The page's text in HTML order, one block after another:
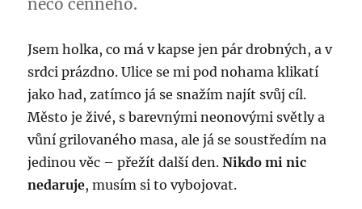
něco cenného.
Jsem holka, co má v kapse jen pár drobných, a v
srdci prázdno. Ulice se mi pod nohama klikatí
jako had, zatímco já se snažím najít svůj cíl.
Město je živé, s barevnými neonovými světly a
vůní grilovaného masa, ale já se soustředím na
jedinou věc – přežít další den.Nikdo mi nic
nedaruje, musím si to vybojovat.